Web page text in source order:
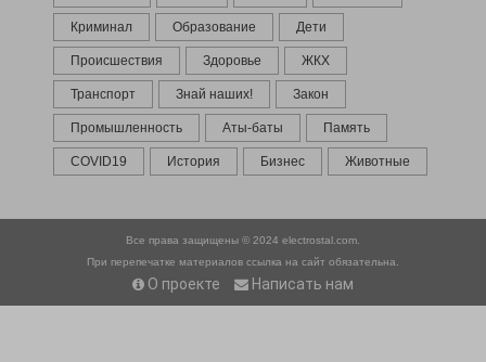
Криминал Образование Дети
Происшествия Здоровье ЖКХ
Транспорт Знай наших! Закон
Промышленность Аты-баты Память
COVID19 История Бизнес Животные
Все права защищены © 2024 electrostal.com.
При перепечатке материалов ссылка на сайт обязательна.
О проекте Написать нам